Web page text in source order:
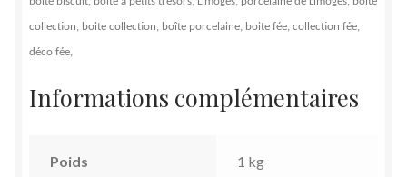
collection, boite collection, boîte porcelaine, boite fée, collection fée,
déco fée,
Informations complémentaires
Poids 1 kg